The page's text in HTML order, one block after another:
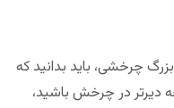
چرخشی، باید بدانید که
دیرتر در چرخش باشید،